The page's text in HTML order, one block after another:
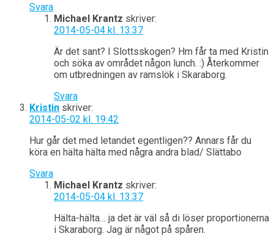
Svara
Michael Krantz skriver:
2014-05-04 kl. 13:37
Är det sant? I Slottsskogen? Hm får ta med Kristin
och söka av området någon lunch. :) Återkommer
om utbredningen av ramslök i Skaraborg.
Svara
Kristin skriver:
2014-05-02 kl. 19:42
Hur går det med letandet egentligen?? Annars får du
köra en hälta hälta med några andra blad/ Slättabo
Svara
Michael Krantz skriver:
2014-05-04 kl. 13:37
Hälta-hälta… ja det är väl så di löser proportionerna
i Skaraborg. Jag är något på spåren.